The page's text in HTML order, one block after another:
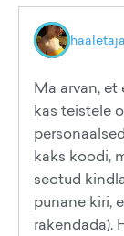
haaletaja
Ma arvan, et
kas teistele
kaks koodi,
seotud
punane kiri,
rakendada).